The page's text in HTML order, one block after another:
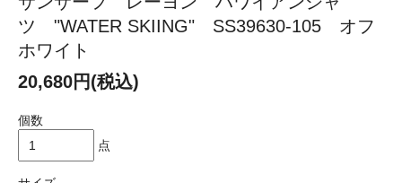
ツ "WATER SKIING" SS39630-105 オフ
ホワイト
20,680円(税込)
個数
点